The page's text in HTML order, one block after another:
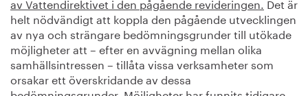
helt nödvändigt att koppla den pågående utvecklingen
av nya och strängare bedömningsgrunder till utökade
möjligheter att – efter en avvägning mellan olika
samhällsintressen – tillåta vissa verksamheter som
orsakar ett överskridande av dessa